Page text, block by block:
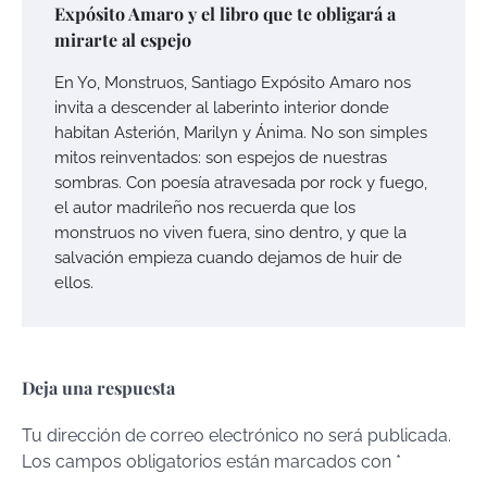
Expósito Amaro y el libro que te obligará a
mirarte al espejo
En Yo, Monstruos, Santiago Expósito Amaro nos
invita a descender al laberinto interior donde
habitan Asterión, Marilyn y Ánima. No son simples
mitos reinventados: son espejos de nuestras
sombras. Con poesía atravesada por rock y fuego,
el autor madrileño nos recuerda que los
monstruos no viven fuera, sino dentro, y que la
salvación empieza cuando dejamos de huir de
ellos.
Deja una respuesta
Tu dirección de correo electrónico no será publicada.
Los campos obligatorios están marcados con *